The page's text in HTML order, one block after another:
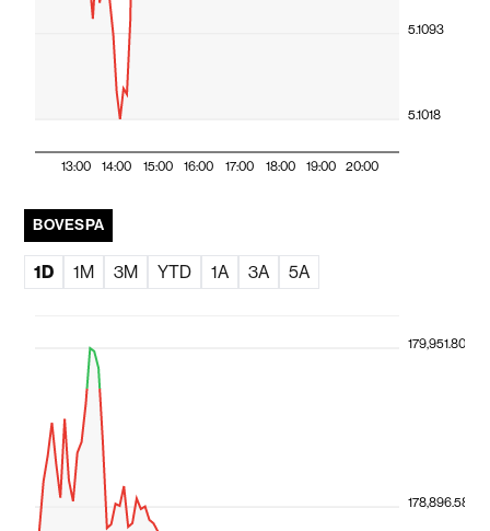
13:00 14:00 15:00 16:00 17:00 18:00 19:00 20:00
5.1018
5.1093
BOVESPA
1D 1M 3M YTD 1A 3A 5A
178,896.58
179,951.80